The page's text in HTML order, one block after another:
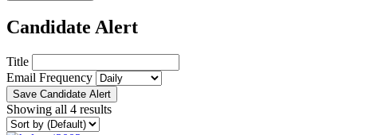
Candidate Alert
Title
Email Frequency
Save Candidate Alert
Showing all 4 results